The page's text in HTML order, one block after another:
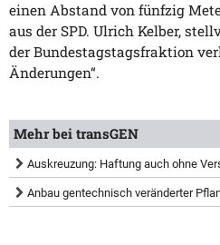
einen Abstand von fünfzig
aus der SPD. Ulrich Kelber,
der Bundestagstagsfraktion
Änderungen“.
Mehr bei transGEN
Auskreuzung: Haftung auch ohne
Anbau gentechnisch veränderter